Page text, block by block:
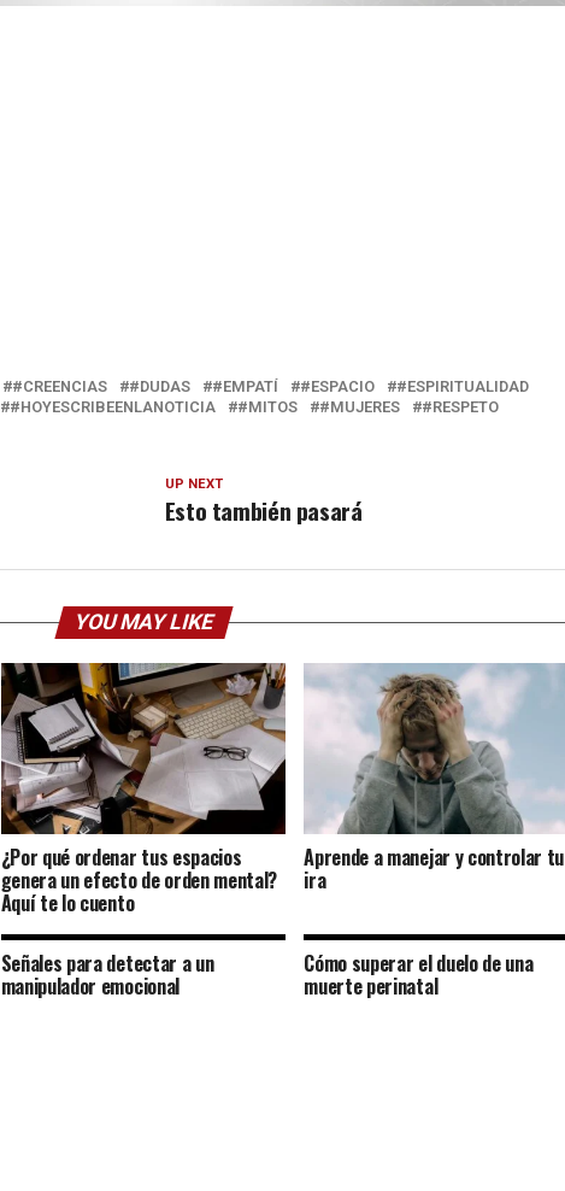
#CREENCIAS #DUDAS #EMPATÍ #ESPACIO
#ESPIRITUALIDAD
#HOYESCRIBEENLANOTICIA #MITOS #MUJERES
#RESPETO
UP NEXT
Esto también pasará
YOU MAY LIKE
¿Por qué ordenar tus espacios
genera un efecto de orden mental?
Aquí te lo cuento
Aprende a manejar y controlar tu
ira
Señales para detectar a un
manipulador emocional
Cómo superar el duelo de una
muerte perinatal